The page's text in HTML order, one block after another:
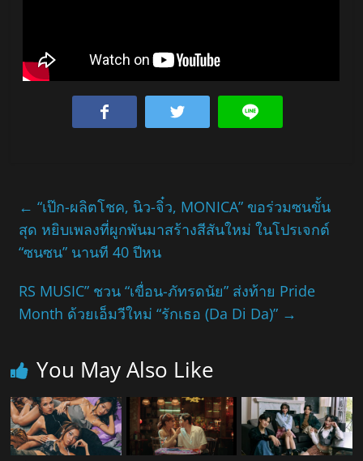
← “เป๊ก-ผลิตโชค, นิว-จิ๋ว, MONICA” ขอร่วมซนขั้น
สุด หยิบเพลงที่ผูกพันมาสร้างสีสันใหม่ ในโปรเจกต์
“ซนซน” นานที 40 ปีหน
RS MUSIC” ชวน “เขื่อน-ภัทรดนัย” ส่งท้าย Pride
Month ด้วยเอ็มวีใหม่ “รักเธอ (Da Di Da)” →
You May Also Like